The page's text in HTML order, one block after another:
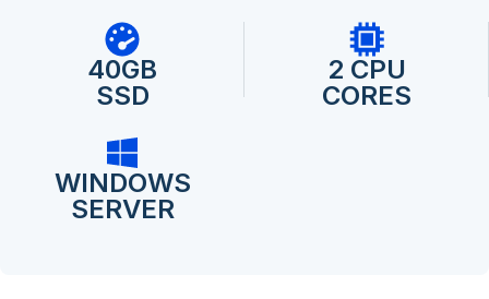
40GB
SSD
2 CPU
CORES
WINDOWS
SERVER